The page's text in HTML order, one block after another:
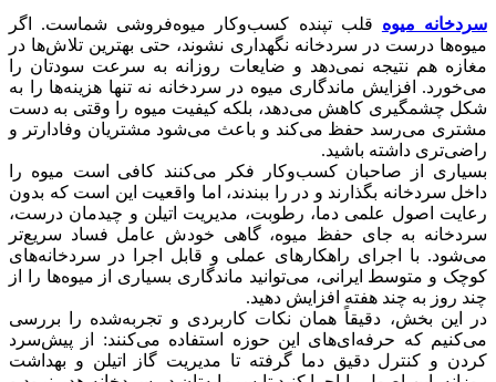
سردخانه میوه قلب تپنده کسب‌وکار میوه‌فروشی شماست. اگر
میوه‌ها درست در سردخانه نگهداری نشوند، حتی بهترین تلاش‌ها در
مغازه هم نتیجه نمی‌دهد و ضایعات روزانه به سرعت سودتان را
می‌خورد. افزایش ماندگاری میوه در سردخانه نه تنها هزینه‌ها را به
شکل چشمگیری کاهش می‌دهد، بلکه کیفیت میوه را وقتی به دست
مشتری می‌رسد حفظ می‌کند و باعث می‌شود مشتریان وفادارتر و
راضی‌تری داشته باشید.
بسیاری از صاحبان کسب‌وکار فکر می‌کنند کافی است میوه را
داخل سردخانه بگذارند و در را ببندند، اما واقعیت این است که بدون
رعایت اصول علمی دما، رطوبت، مدیریت اتیلن و چیدمان درست،
سردخانه به جای حفظ میوه، گاهی خودش عامل فساد سریع‌تر
می‌شود. با اجرای راهکارهای عملی و قابل اجرا در سردخانه‌های
کوچک و متوسط ایرانی، می‌توانید ماندگاری بسیاری از میوه‌ها را از
چند روز به چند هفته افزایش دهید.
در این بخش، دقیقاً همان نکات کاربردی و تجربه‌شده را بررسی
می‌کنیم که حرفه‌ای‌های این حوزه استفاده می‌کنند: از پیش‌سرد
کردن و کنترل دقیق دما گرفته تا مدیریت گاز اتیلن و بهداشت